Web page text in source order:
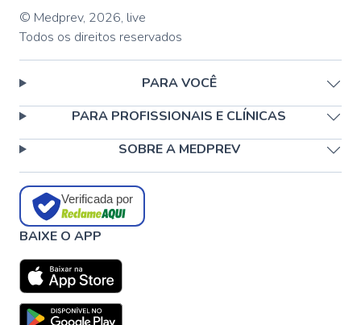
© Medprev, 2026, live
Todos os direitos reservados
PARA VOCÊ
PARA PROFISSIONAIS E CLÍNICAS
SOBRE A MEDPREV
Verificada por
BAIXE O APP